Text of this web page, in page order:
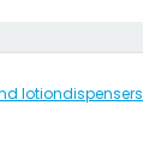
lotiondispensers